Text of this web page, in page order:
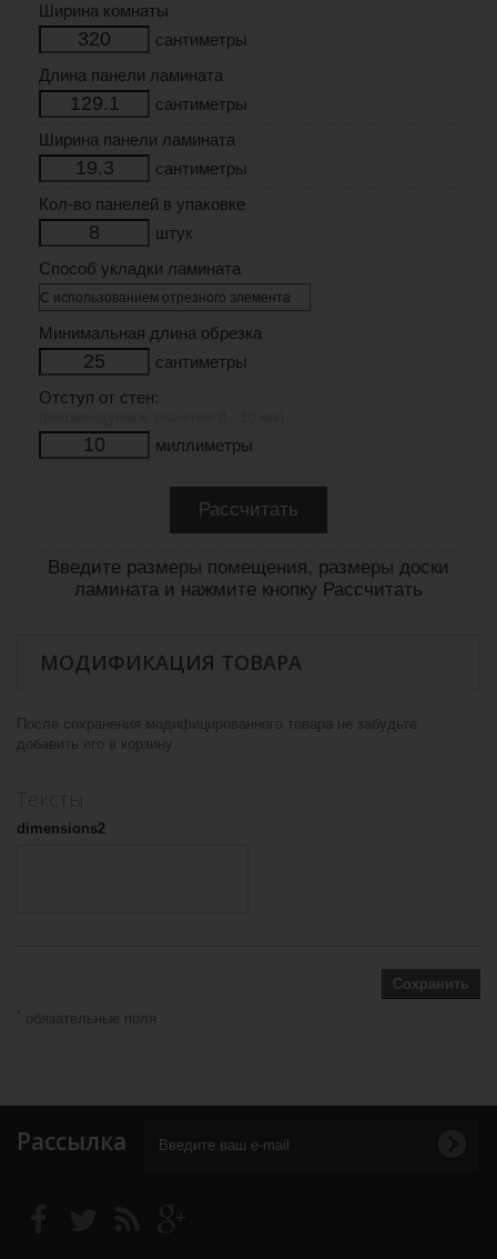
Ширина комнаты
сантиметры
Длина панели ламината
сантиметры
Ширина панели ламината
сантиметры
Кол-во панелей в упаковке
штук
Способ укладки ламината
Минимальная длина обрезка
сантиметры
Отступ от стен:
миллиметры
Введите размеры помещения, размеры доски
ламината и нажмите кнопку Рассчитать
МОДИФИКАЦИЯ ТОВАРА
После сохранения модифицированного товара не забудьте
добавить его в корзину.
dimensions2
Сохранить
обязательные поля
Рассылка